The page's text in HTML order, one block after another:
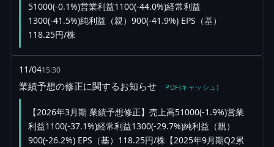
51000(-0.1%)営業利益1100(-44.0%)経常利益
1300(-41.5%)純利益（親）900(-41.9%) EPS（基）
118.25円/株
11/0415:30
業績予想の修正に関するお知らせ PDF(キャッシュ)
【2026年3月期 業績予想修正】売上高51000(-1.9%)営業
利益1100(-37.1%)経常利益1300(-29.7%)純利益（親）
900(-26.2%) EPS（基）118.25円/株【2025年9月期Q2累